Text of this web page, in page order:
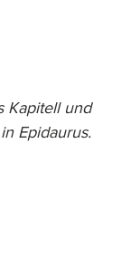
Kapitell und
Epidaurus.